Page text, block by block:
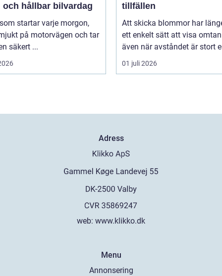
och hållbar bilvardag
startar varje morgon,
på motorvägen och tar
säkert ...
tillfällen
Att skicka blommor har
ett enkelt sätt att visa
även när avståndet är stort
01 juli 2026
Adress
web: www.klikko.dk
Menu
Annonsering